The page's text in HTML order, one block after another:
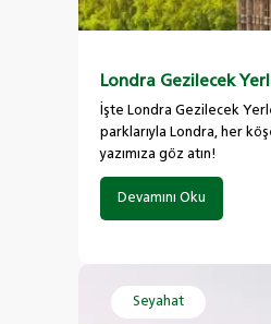
Londra Gezilecek
İşte Londra Gezilecek
parklarıyla Londra, her
yazımıza göz atın!
Devamını Oku
Seyahat